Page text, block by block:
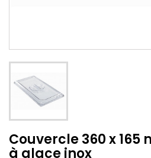
Couvercle 360 x
à glace inox